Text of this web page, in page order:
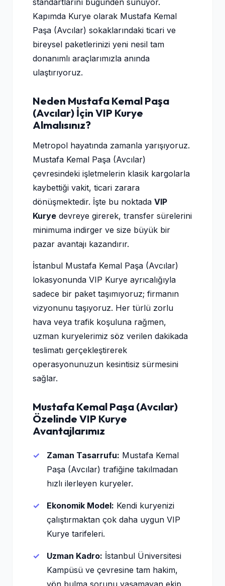
standartlarını bugünden sunuyor.
Kapımda Kurye olarak Mustafa Kemal
Paşa (Avcılar) sokaklarındaki ticari ve
bireysel paketlerinizi yeni nesil tam
donanımlı araçlarımızla anında
ulaştırıyoruz.
Neden Mustafa Kemal Paşa
(Avcılar) İçin VIP Kurye
Almalısınız?
Metropol hayatında zamanla yarışıyoruz.
Mustafa Kemal Paşa (Avcılar)
çevresindeki işletmelerin klasik kargolarla
kaybettiği vakit, ticari zarara
dönüşmektedir. İşte bu noktada VIP
Kurye devreye girerek, transfer sürelerini
minimuma indirger ve size büyük bir
pazar avantajı kazandırır.
İstanbul Mustafa Kemal Paşa (Avcılar)
lokasyonunda VIP Kurye ayrıcalığıyla
sadece bir paket taşımıyoruz; firmanın
vizyonunu taşıyoruz. Her türlü zorlu
hava veya trafik koşuluna rağmen,
uzman kuryelerimiz söz verilen dakikada
teslimatı gerçekleştirerek
operasyonunuzun kesintisiz sürmesini
sağlar.
Mustafa Kemal Paşa (Avcılar)
Özelinde VIP Kurye
Avantajlarımız
Zaman Tasarrufu: Mustafa Kemal
Paşa (Avcılar) trafiğine takılmadan
hızlı ilerleyen kuryeler.
Ekonomik Model: Kendi kuryenizi
çalıştırmaktan çok daha uygun VIP
Kurye tarifeleri.
Uzman Kadro: İstanbul Üniversitesi
Kampüsü ve çevresine tam hakim,
yön bulma sorunu yaşamayan ekip.